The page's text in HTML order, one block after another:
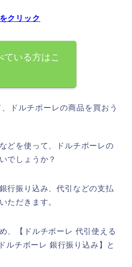
クリック
ている方はこ
ドルチボーレの商品を買おう
どを使って、ドルチボーレの
でしょうか？
行振り込み、代引などの支払
ただきます。
、【ドルチボーレ 代引使える
チボーレ 銀行振り込み】と